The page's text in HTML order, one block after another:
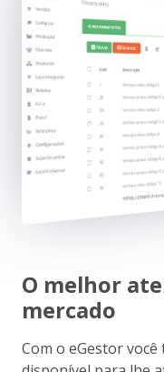
O melhor
mercado
Com o eGestor